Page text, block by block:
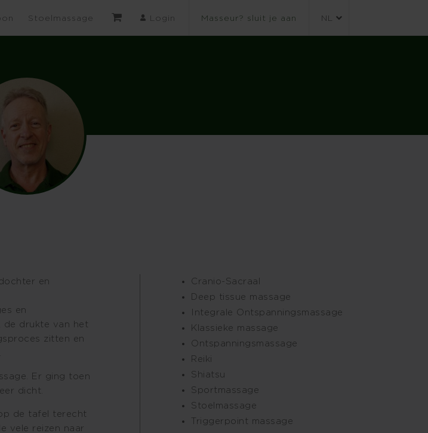
Stoelmassage Login Masseur? sluit je aan NL
en
en
de drukte van het
zitten en
Er ging toen
dicht.
de tafel terecht
vele reizen naar
Cranio-Sacraal
Deep tissue massage
Integrale Ontspanningsmassage
Klassieke massage
Ontspanningsmassage
Reiki
Shiatsu
Sportmassage
Stoelmassage
Triggerpoint massage